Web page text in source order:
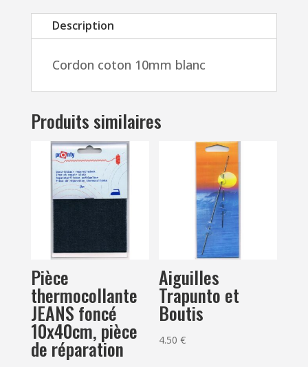
de
chambre,
panier,
embrasses
Description
Cordon coton 10mm blanc
Produits similaires
Pièce
thermocollante
JEANS foncé
10x40cm, pièce
de réparation
Aiguilles
Trapunto et
Boutis
4.50€